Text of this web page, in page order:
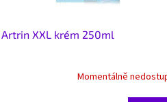
Artrin XXL krém 250ml
Momentálně